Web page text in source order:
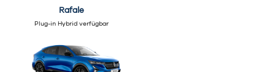
Rafale
Plug-in Hybrid verfügbar